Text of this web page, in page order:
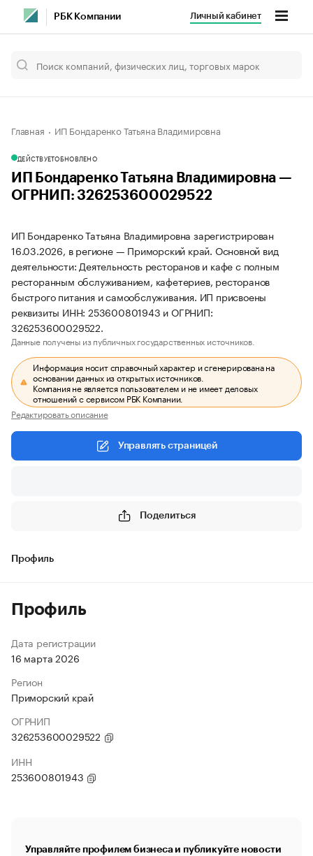
РБК Компании Личный кабинет
Главная ИП Бондаренко Татьяна Владимировна
ДЕЙСТВУЕТОБНОВЛЕНО
ИП Бондаренко Татьяна Владимировна —
ОГРНИП: 326253600029522
ИП Бондаренко Татьяна Владимировна зарегистрирован
16.03.2026, в регионе — Приморский край. Основной вид
деятельности: Деятельность ресторанов и кафе с полным
ресторанным обслуживанием, кафетериев, ресторанов
быстрого питания и самообслуживания. ИП присвоены
реквизиты ИНН: 253600801943 и ОГРНИП:
326253600029522.
Данные получены из публичных государственных источников.
Информация носит справочный характер и сгенерирована на
основании данных из открытых источников.
Компания не является пользователем и не имеет деловых
отношений с сервисом РБК Компании.
Редактировать описание
Управлять страницей
Поделиться
Профиль
Профиль
Дата регистрации
16 марта 2026
Регион
Приморский край
ОГРНИП
326253600029522
ИНН
253600801943
Управляйте профилем бизнеса и публикуйте новости